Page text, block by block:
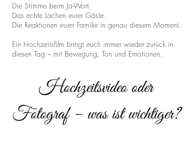
Die Stimme beim Ja-Wort.
Das echte Lachen eurer Gäste.
Die Reaktionen eurer Familie in genau diesem Moment.
Ein Hochzeitsfilm bringt euch immer wieder zurück in
diesen Tag – mit Bewegung, Ton und Emotionen.
Hochzeitsvideo oder
Fotograf – was ist wichtiger?